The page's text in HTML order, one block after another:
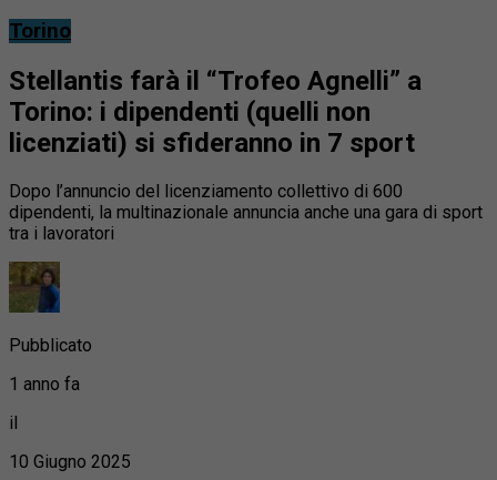
Torino
Stellantis farà il “Trofeo Agnelli” a
Torino: i dipendenti (quelli non
licenziati) si sfideranno in 7 sport
Dopo l’annuncio del licenziamento collettivo di 600
dipendenti, la multinazionale annuncia anche una gara di sport
tra i lavoratori
Pubblicato
1 anno fa
il
10 Giugno 2025